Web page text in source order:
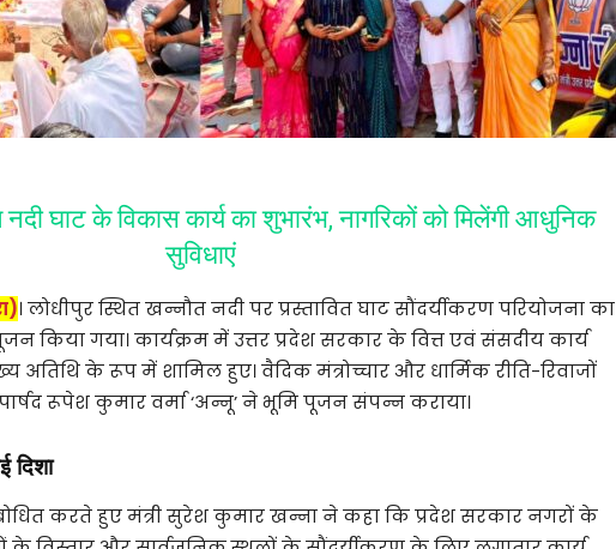
घाट के विकास कार्य का शुभारंभ, नागरिकों को मिलेंगी आधुनिक
सुविधाएं
। लोधीपुर स्थित खन्नौत नदी पर प्रस्तावित घाट सौंदर्यीकरण परियोजना का
किया गया। कार्यक्रम में उत्तर प्रदेश सरकार के वित्त एवं संसदीय कार्य
अतिथि के रूप में शामिल हुए। वैदिक मंत्रोच्चार और धार्मिक रीति-रिवाजों
रूपेश कुमार वर्मा ‘अन्नू’ ने भूमि पूजन संपन्न कराया।
दिशा
करते हुए मंत्री सुरेश कुमार खन्ना ने कहा कि प्रदेश सरकार नगरों के